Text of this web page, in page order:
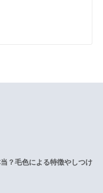
？毛色による特徴やしつけ